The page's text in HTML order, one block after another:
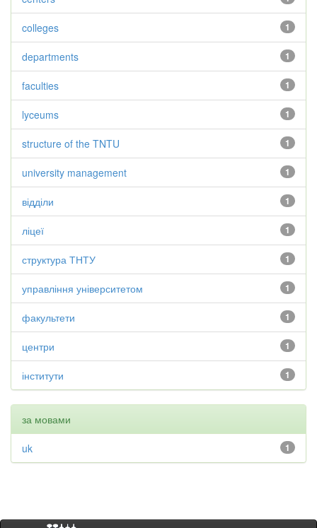
1
colleges
1
departments
1
faculties
1
lyceums
1
structure of the TNTU
1
university management
1
відділи
1
ліцеї
1
структура ТНТУ
1
управління університетом
1
факультети
1
центри
1
інститути
за мовами
1
uk